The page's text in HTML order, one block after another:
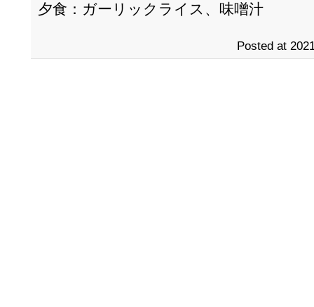
夕食：ガーリックライス、味噌汁
Posted at